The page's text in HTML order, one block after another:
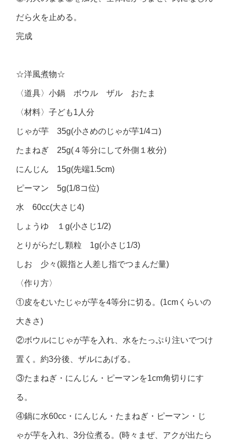
だら火を止める。
完成
☆洋風煮物☆
〈道具〉小鍋 ボウル ザル おたま
〈材料〉子ども1人分
じゃが芋 35g(小さめのじゃが芋1/4コ)
たまねぎ 25g(４等分にして外側１枚分)
にんじん 15g(先端1.5cm)
ピーマン 5g(1/8コ位)
水 60cc(大さじ4)
しょうゆ １g(小さじ1/2)
とりがらだし顆粒 1g(小さじ1/3)
しお 少々(親指と人差し指でつまんだ量)
〈作り方〉
①皮をむいたじゃが芋を4等分に切る。(1cmくらいの
大きさ)
②ボウルにじゃが芋を入れ、水をたっぷり注いでつけ
置く。約3分後、ザルにあげる。
③たまねぎ・にんじん・ピーマンを1cm角切りにす
る。
④鍋に水60cc・にんじん・たまねぎ・ピーマン・じ
ゃが芋を入れ、3分位煮る。(時々まぜ、アクが出たら